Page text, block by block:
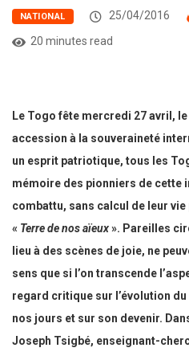
NATIONAL 25/04/2016
20 minutes read
Le Togo fête mercredi 27 avril, le
accession à la souveraineté
un esprit patriotique, tous les
mémoire des pionniers de cette
combattu, sans calcul de leur
« Terre de nos aïeux». Pareilles
lieu à des scènes de joie, ne
sens que si l’on transcende
regard critique sur l’évolution
nos jours et sur son devenir.
Joseph Tsigbé, enseignant-